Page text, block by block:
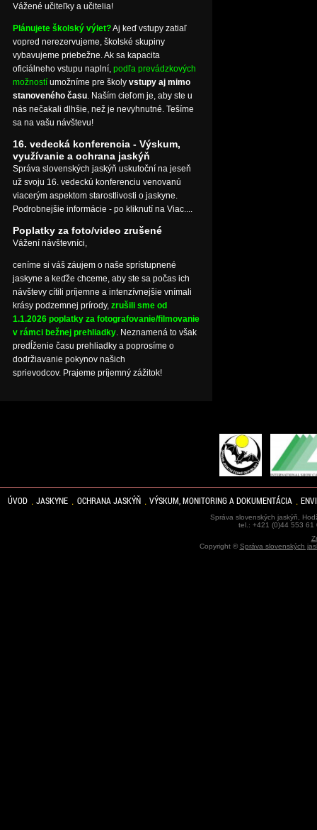
Vážené učiteľky a učitelia!
Plánujete školský výlet?Aj keď vstupy zatiaľ
vopred nerezervujeme, školské skupiny
vybavujeme priebežne. Ak sa kapacita
oficiálneho vstupu naplní, podľa prevádzkových
možností umožníme pre školy vstupy aj mimo
stanoveného času . Naším cieľom je, aby ste u
nás nečakali dlhšie, než je nevyhnutné. Tešíme
sa na vašu návštevu!
16. vedecká konferencia - Výskum,
využívanie a ochrana jaskýň
Správa slovenských jaskýň uskutoční na jeseň
už svoju 16. vedeckú konferenciu venovanú
viacerým aspektom starostlivosti o jaskyne.
Podrobnejšie informácie - po kliknutí na Viac....
Poplatky za foto/video zrušené
Vážení návštevníci,
ceníme si váš záujem o naše sprístupnené
jaskyne a keďže chceme, aby ste sa počas ich
návštevy cítili príjemne a intenzívnejšie vnímali
krásy podzemnej prírody, zrušili sme od
1.1.2026 poplatky za fotografovanie/filmovanie
v rámci bežnej prehliadky . Neznamená to však
predĺženie času prehliadky a poprosíme o
dodržiavanie pokynov našich
sprievodcov. Prajeme príjemný zážitok!
ÚVOD JASKYNE OCHRANA JASKÝŇ VÝSKUM, MONITORING A DOKUMENTÁCIA
Správa slovenských jaskýň,
tel.: +421 (0)44 553
Copyright ©Správa slovenských